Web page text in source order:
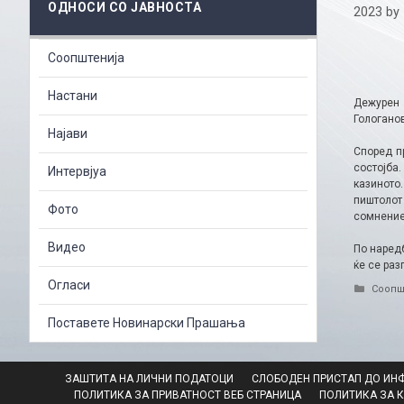
2023 by
Дежурен
Според
По
ќе се
ОДНОСИ СО ЈАВНОСТА
Соопштенија
Настани
Најави
Интервјуа
Фото
Видео
Огласи
Поставете Новинарски Прашања
ЗАШТИТА НА ЛИЧНИ ПОДАТОЦИ СЛОБОДЕН ПРИСТАП ДО
ПОЛИТИКА ЗА ПРИВАТНОСТ ВЕБ СТРАНИЦА
ПОЛИТИКА ЗА